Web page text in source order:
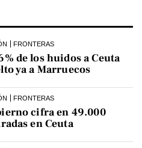
FRONTERAS
de los huidos a Ceuta
ya a Marruecos
FRONTERAS
cifra en 49.000
en Ceuta